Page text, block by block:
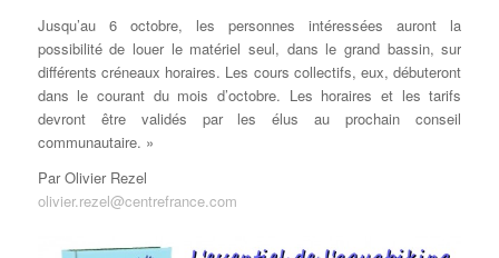
Jusqu’au 6 octobre, les personnes intéressées auront la
possibilité de louer le matériel seul, dans le grand bassin, sur
différents créneaux horaires. Les cours collectifs, eux, débuteront
dans le courant du mois d’octobre. Les horaires et les tarifs
devront être validés par les élus au prochain conseil
communautaire. »
Par Olivier Rezel
olivier.rezel@centrefrance.com